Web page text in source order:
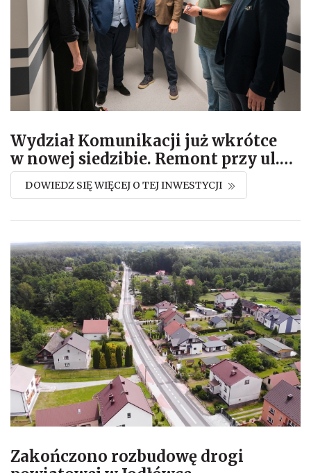
Wydział Komunikacji już wkrótce
w nowej siedzibie. Remont przy ul.…
DOWIEDZ SIĘ WIĘCEJ O TEJ INWESTYCJI
Zakończono rozbudowę drogi